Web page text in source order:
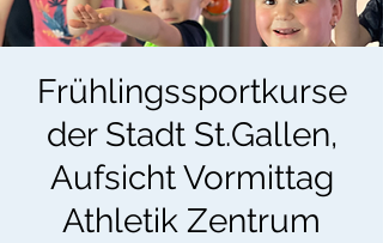
Frühlingssportkurse
der Stadt St.Gallen,
Aufsicht Vormittag
Athletik Zentrum